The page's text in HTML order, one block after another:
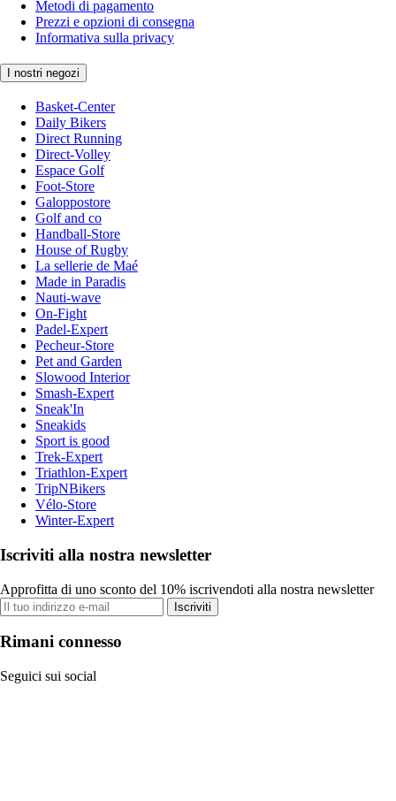
Metodi di pagamento
Prezzi e opzioni di consegna
Informativa sulla privacy
I nostri negozi
Basket-Center
Daily Bikers
Direct Running
Direct-Volley
Espace Golf
Foot-Store
Galoppostore
Golf and co
Handball-Store
House of Rugby
La sellerie de Maé
Made in Paradis
Nauti-wave
On-Fight
Padel-Expert
Pecheur-Store
Pet and Garden
Slowood Interior
Smash-Expert
Sneak'In
Sneakids
Sport is good
Trek-Expert
Triathlon-Expert
TripNBikers
Vélo-Store
Winter-Expert
Iscriviti alla nostra newsletter
Approfitta di uno sconto del 10% iscrivendoti alla nostra newsletter
Iscriviti
Rimani connesso
Seguici sui social